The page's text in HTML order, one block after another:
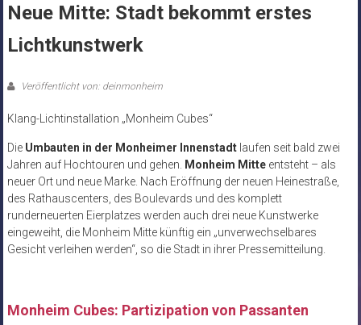
Neue Mitte: Stadt bekommt erstes
Lichtkunstwerk
Veröffentlicht von: deinmonheim
Klang-Lichtinstallation „Monheim Cubes“
Die Umbauten in der Monheimer Innenstadtlaufen seit bald zwei
Jahren auf Hochtouren und gehen. Monheim Mitteentsteht – als
neuer Ort und neue Marke. Nach Eröffnung der neuen Heinestraße,
des Rathauscenters, des Boulevards und des komplett
runderneuerten Eierplatzes werden auch drei neue Kunstwerke
eingeweiht, die Monheim Mitte künftig ein „unverwechselbares
Gesicht verleihen werden“, so die Stadt in ihrer Pressemitteilung.
Monheim Cubes: Partizipation von Passanten